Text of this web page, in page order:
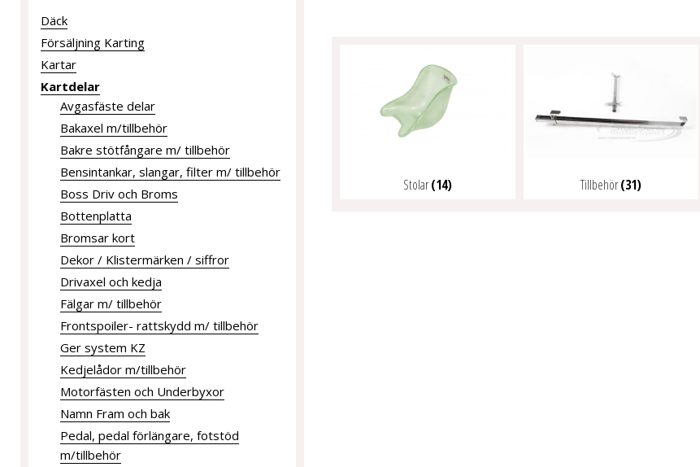
Stolar(14) Tillbehör(31)
Däck
Försäljning Karting
Kartar
Kartdelar
Avgasfäste delar
Bakaxel m/tillbehör
Bakre stötfångare m/ tillbehör
Bensintankar, slangar, filter m/ tillbehör
Boss Driv och Broms
Bottenplatta
Bromsar kort
Dekor / Klistermärken / siffror
Drivaxel och kedja
Fälgar m/ tillbehör
Frontspoiler- rattskydd m/ tillbehör
Ger system KZ
Kedjelådor m/tillbehör
Motorfästen och Underbyxor
Namn Fram och bak
Pedal, pedal förlängare, fotstöd
m/tillbehör